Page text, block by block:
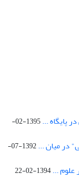
پایگاه ...
1395-02-
در میان ...
1392-07-
علوم ...1394-02-22